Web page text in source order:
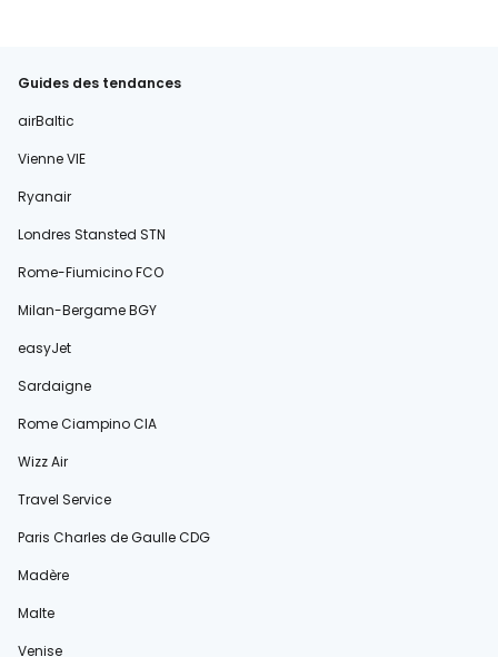
Guides des tendances
airBaltic
Vienne VIE
Ryanair
Londres Stansted STN
Rome-Fiumicino FCO
Milan-Bergame BGY
easyJet
Sardaigne
Rome Ciampino CIA
Wizz Air
Travel Service
Paris Charles de Gaulle CDG
Madère
Malte
Venise